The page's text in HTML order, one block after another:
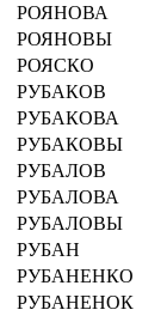
РОЯНОВА
РОЯНОВЫ
РОЯСКО
РУБАКОВ
РУБАКОВА
РУБАКОВЫ
РУБАЛОВ
РУБАЛОВА
РУБАЛОВЫ
РУБАН
РУБАНЕНКО
РУБАНЕНОК